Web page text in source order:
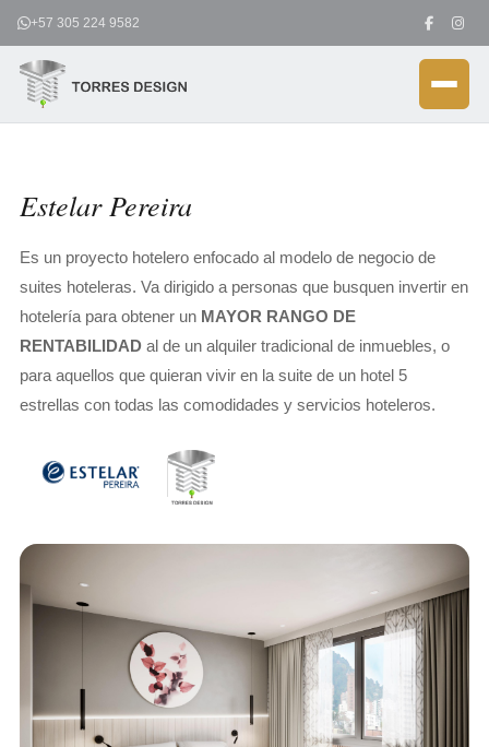
contenido
+57 305 224 9582
Estelar Pereira
Es un proyecto hotelero enfocado al modelo de negocio de
suites hoteleras. Va dirigido a personas que busquen invertir en
hotelería para obtener un MAYOR RANGO DE
RENTABILIDAD al de un alquiler tradicional de inmuebles, o
para aquellos que quieran vivir en la suite de un hotel 5
estrellas con todas las comodidades y servicios hoteleros.